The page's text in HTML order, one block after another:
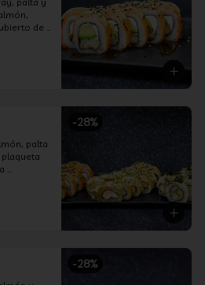
de
1 salsa
-28%
palta
queso
frito en
-28%